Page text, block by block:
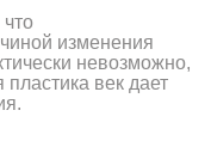
изменения
невозможно,
век дает